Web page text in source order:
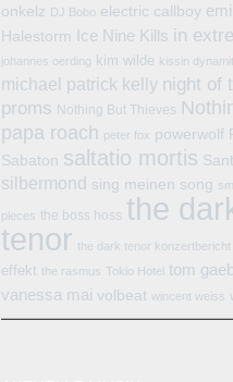
onkelz DJ Bobo electric callboy
Halestorm Ice Nine Kills in
johannes oerding kim wilde kissin
michael patrick kelly night of
proms Nothing But Thieves
papa roach peter fox powerwolf
Sabaton saltatio mortis
silbermond sing meinen song
pieces the boss hoss the
tenor the dark tenor konzertbericht
effekt the rasmus Tokio Hotel tom
vanessa mai volbeat wincent weiss